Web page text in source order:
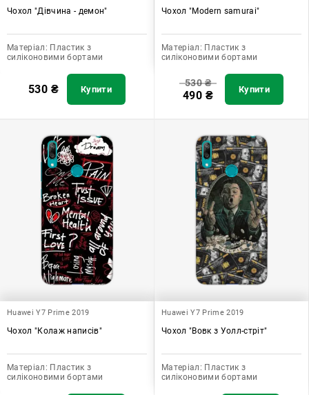
Чохол "Дівчина - демон"
Матеріал: Пластик з
силіконовими бортами
530 ₴ Купити
Чохол "Modern samurai"
Матеріал: Пластик з
силіконовими бортами
530₴
490 ₴ Купити
Huawei Y7 Prime 2019
Чохол "Колаж написів"
Матеріал: Пластик з
силіконовими бортами
Huawei Y7 Prime 2019
Чохол "Вовк з Уолл-стріт"
Матеріал: Пластик з
силіконовими бортами